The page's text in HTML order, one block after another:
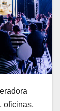
oficinas,